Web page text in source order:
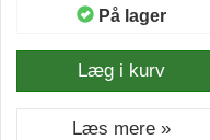
På lager
Læg i kurv
Læs mere »